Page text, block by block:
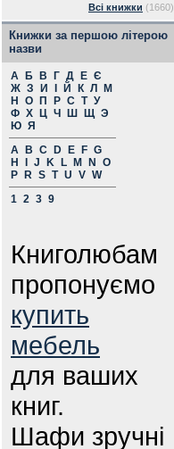
Всі книжки (1660)
Книжки за першою літерою
назви
А Б В Г Д Е Є
Ж З И Й К Л
М
Н
О П Р С Т У
Ф Х Ц Ч Ш Щ Э
Ю Я
A
B C D E F G
H
J K L M N
O
P
R S T U V W
1 2 3 9
Книголюбам
пропонуємо
купить
мебель
для ваших
книг.
Шафи зручні